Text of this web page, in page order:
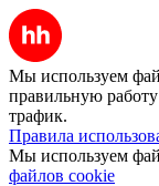
Мы используем
правильную работу
трафик.
Правила
Мы используем
файлов cookie